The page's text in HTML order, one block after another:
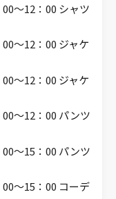
～12：00 シャツ
～12：00 ジャケ
～12：00 ジャケ
～12：00 パンツ
～15：00 パンツ
～15：00 コーデ